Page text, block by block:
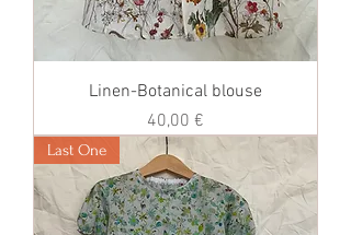
Linen-Botanical blouse
価格
40,00 €
Last One